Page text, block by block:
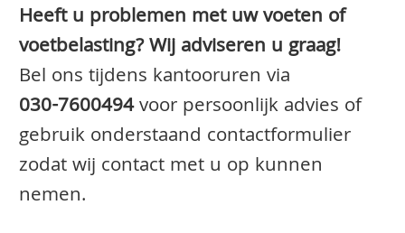
Heeft u problemen met uw voeten of
voetbelasting? Wij adviseren u graag!
Bel ons tijdens kantooruren via
030-7600494voor persoonlijk advies of
gebruik onderstaand contactformulier
zodat wij contact met u op kunnen
nemen.